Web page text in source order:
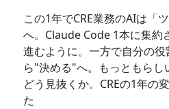
この1年でCRE業務のAIは「
へ。Claude Code 1本に集約
進むように。一方で自分の
ら"決める"へ。もっともらし
どう見抜くか。CREの1年の
た